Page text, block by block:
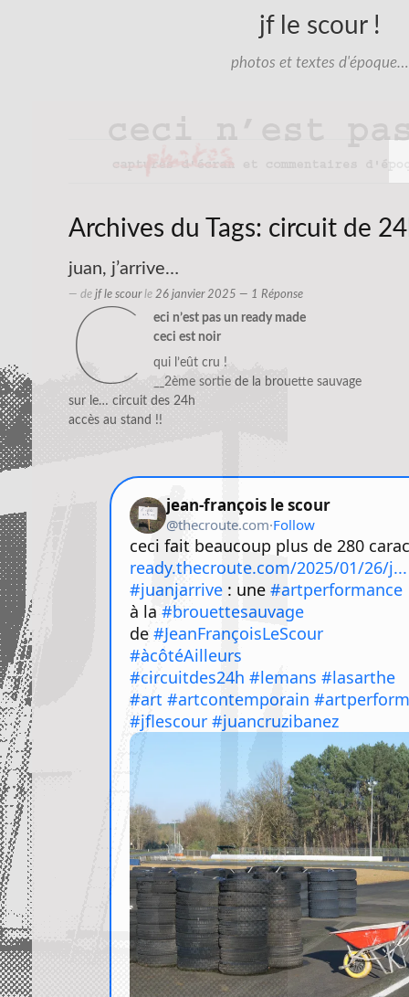
jf le scour !
photos et textes d'époque…
Archives du Tags: circuit de
juan, j’arrive…
— de jf le scourle 26 janvier 2025 — 1 Réponse
c
eci n’est pas un ready made
ceci est noir
qui l’eût cru !
__2ème sortiede la brouette sauvage
sur le… circuit des 24h
accès au stand !!